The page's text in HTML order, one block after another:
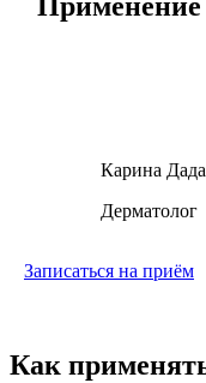
Применение
Карина
Дерматолог
Записаться на приём
Как